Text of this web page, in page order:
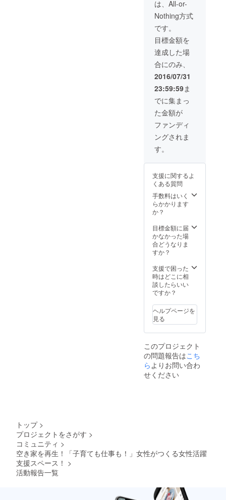
は、All-or-
Nothing方式
です。
目標金額を
達成した場
合にのみ、
2016/07/31
23:59:59ま
でに集まっ
た金額が
ファンディ
ングされま
す。
支援に関するよ
くある質問
手数料はいく
らかかります
か？
目標金額に届
かなかった場
合どうなりま
すか？
支援で困った
時はどこに相
談したらいい
ですか？
ヘルプページを
見る
このプロジェクト
の問題報告はこち
らよりお問い合わ
せください
トップ >
プロジェクトをさがす >
コミュニティ >
空き家を再生！「子育ても仕事も！」女性がつくる女性活躍
支援スペース！ >
活動報告一覧